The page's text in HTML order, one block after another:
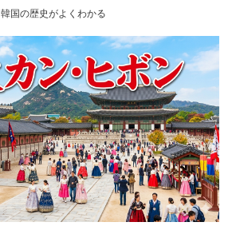
韓国の歴史がよくわかる